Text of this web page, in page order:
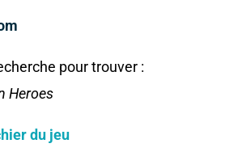
pour trouver :
Heroes
du jeu